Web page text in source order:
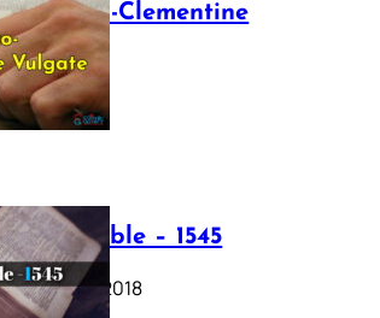
The Sixto-Clementine
Vulgate
July 12, 2025
Luther Bible – 1545
October 17, 2018